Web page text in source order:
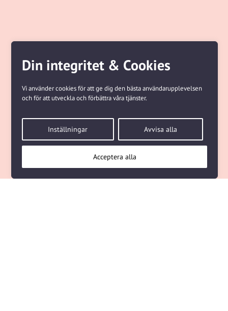
Din integritet & Cookies
Vi använder cookies för att ge dig den bästa användarupplevelsen
och för att utveckla och förbättra våra tjänster.
Inställningar Avvisa alla
Acceptera alla